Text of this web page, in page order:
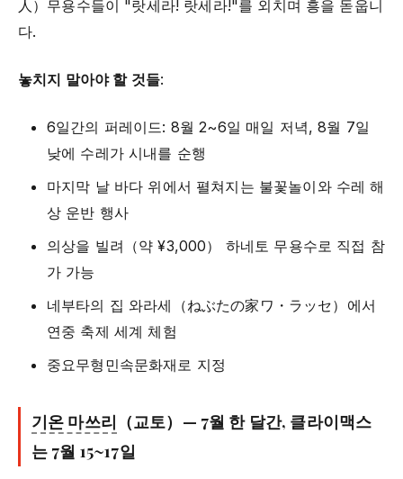
人）무용수들이 "랏세라! 랏세라!"를 외치며 흥을 돋웁니
다.
놓치지 말아야 할 것들:
6일간의 퍼레이드: 8월 2~6일 매일 저녁, 8월 7일
낮에 수레가 시내를 순행
마지막 날 바다 위에서 펼쳐지는 불꽃놀이와 수레 해
상 운반 행사
의상을 빌려（약 ¥3,000） 하네토 무용수로 직접 참
가 가능
네부타의 집 와라세（ねぶたの家ワ・ラッセ）에서
연중 축제 세계 체험
중요무형민속문화재로 지정
기온 마쓰리 （교토）— 7월 한 달간, 클라이맥스
는 7월 15~17일